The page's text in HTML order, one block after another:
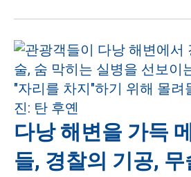
다낭 해변을 가득
들, 경찰의 기공,